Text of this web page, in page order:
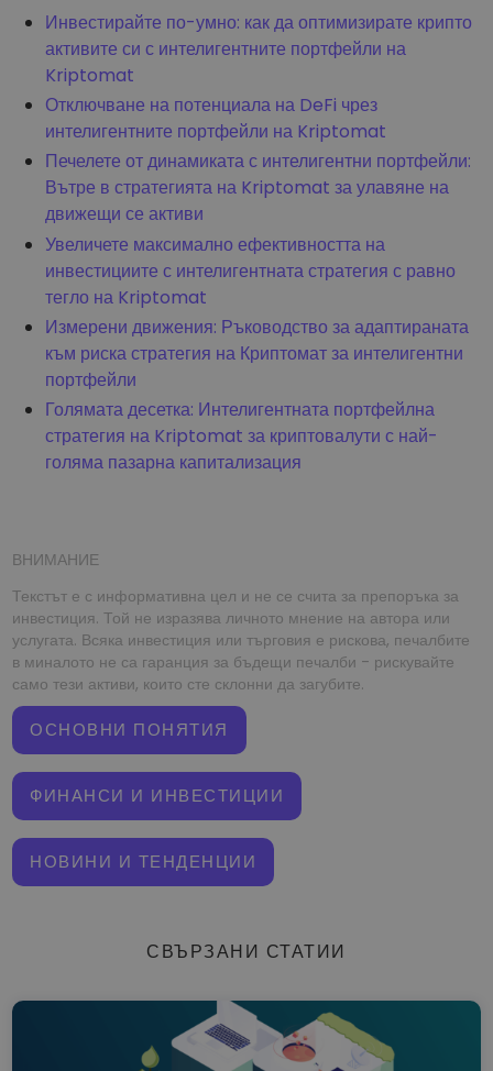
Инвестирайте по-умно: как да оптимизирате крипто
активите си с интелигентните портфейли на
Kriptomat
Отключване на потенциала на DeFi чрез
интелигентните портфейли на Kriptomat
Печелете от динамиката с интелигентни портфейли:
Вътре в стратегията на Kriptomat за улавяне на
движещи се активи
Увеличете максимално ефективността на
инвестициите с интелигентната стратегия с равно
тегло на Kriptomat
Измерени движения: Ръководство за адаптираната
към риска стратегия на Криптомат за интелигентни
портфейли
Голямата десетка: Интелигентната портфейлна
стратегия на Kriptomat за криптовалути с най-
голяма пазарна капитализация
ВНИМАНИЕ
Текстът е с информативна цел и не се счита за препоръка за
инвестиция. Той не изразява личното мнение на автора или
услугата. Всяка инвестиция или търговия е рискова, печалбите
в миналото не са гаранция за бъдещи печалби - рискувайте
само тези активи, които сте склонни да загубите.
ОСНОВНИ ПОНЯТИЯ
ФИНАНСИ И ИНВЕСТИЦИИ
НОВИНИ И ТЕНДЕНЦИИ
СВЪРЗАНИ СТАТИИ